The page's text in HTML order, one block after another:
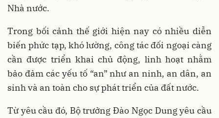
Nhà nước.
Trong bối cảnh thế giới hiện nay có nhiều diễn
biến phức tạp, khó lường, công tác đối ngoại càng
cần được triển khai chủ động, linh hoạt nhằm
bảo đảm các yếu tố “an” như an ninh, an dân, an
sinh và an toàn cho sự phát triển của đất nước.
Từ yêu cầu đó, Bộ trưởng Đào Ngọc Dung yêu cầu